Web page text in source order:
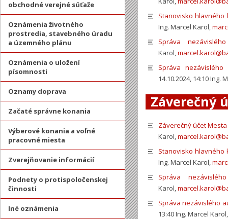
obchodné verejné súťaže
Oznámenia životného
prostredia, stavebného úradu
a územného plánu
Oznámenia o uložení
písomnosti
Oznamy doprava
Začaté správne konania
Výberové konania a voľné
pracovné miesta
Zverejňovanie informácií
Podnety o protispoločenskej
činnosti
Iné oznámenia
Stanovisko hlavného
Ing. Marcel Karol,
Správa
Karol,
Správa
14.10.2024, 14:10 Ing.
Záverečný
Záverečný účet
Karol,
Stanovisko hlavného
Ing. Marcel Karol,
Správa
Karol,
Správa nezávislého
13:40 Ing. Marcel